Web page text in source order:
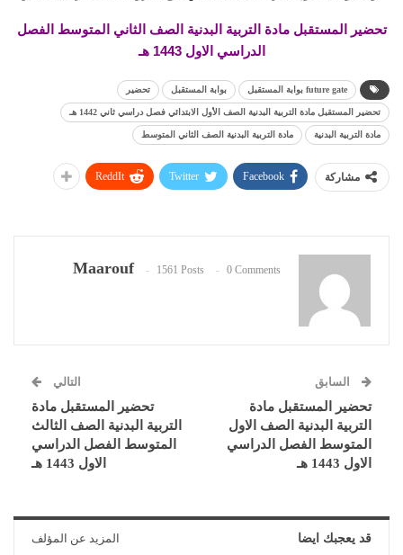
تحضير المستقبل مادة التربية البدنية الصف الثاني المتوسط الفصل
الدراسي الاول 1443 هـ
future gate بوابة المستقبل بوابة المستقبل تحضير
تحضير المستقبل مادة التربية البدنية الصف الأول الابتدائي فصل دراسي ثاني 1442 هـ
مادة التربية البدنية مادة التربية البدنية الصف الثاني المتوسط
مشاركة Facebook
Twitter
ReddIt
Maarouf 1561 Posts 0 Comments
السابق
تحضير المستقبل مادة
التربية البدنية الصف الاول
المتوسط الفصل الدراسي
الاول 1443 هـ
التالي
تحضير المستقبل مادة
التربية البدنية الصف الثالث
المتوسط الفصل الدراسي
الاول 1443 هـ
قد يعجبك ايضا المزيد عن المؤلف